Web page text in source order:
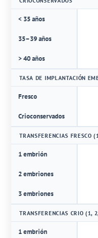
< 35 años
35–39 años
> 40 años
TASA DE IMPLANTACIÓN
Fresco
Crioconservados
TRANSFERENCIAS FRESCO
1 embrión
2 embriones
3 embriones
TRANSFERENCIAS CRIO (1,
1 embrión